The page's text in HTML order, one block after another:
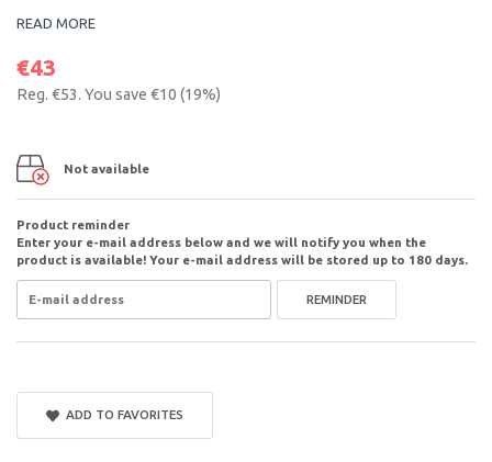
READ MORE
€43
Reg. €53. You save €10 (19%)
Not available
Product reminder
Enter your e-mail address below and we will notify you when the
product is available! Your e-mail address will be stored up to 180 days.
REMINDER
ADD TO FAVORITES